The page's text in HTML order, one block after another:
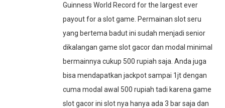
Guinness World Record for the largest ever
payout for a slot game. Permainan slot seru
yang bertema badut ini sudah menjadi senior
dikalangan game slot gacor dan modal minimal
bermainnya cukup 500 rupiah saja. Anda juga
bisa mendapatkan jackpot sampai 1jt dengan
cuma modal awal 500 rupiah tadi karena game
slot gacor ini slot nya hanya ada 3 bar saja dan